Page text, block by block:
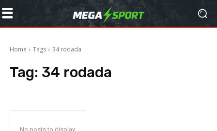
Home Tags 34 rodada
Tag: 34 rodada
No posts to display